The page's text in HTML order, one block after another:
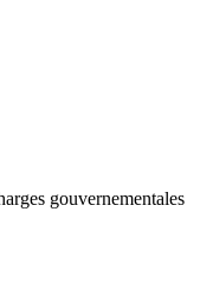
gouvernementales